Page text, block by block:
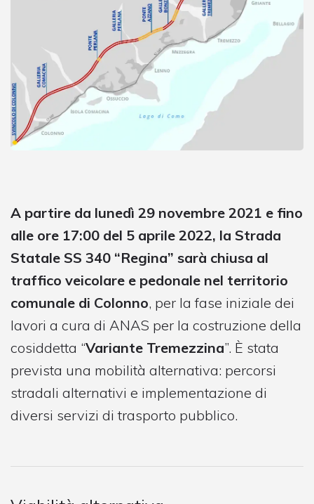
A partire da lunedì 29 novembre 2021 e fino
alle ore 17:00 del 5 aprile 2022, la Strada
Statale SS 340 “Regina” sarà chiusa al
traffico veicolare e pedonale nel territorio
comunale di Colonno, per la fase iniziale dei
lavori a cura di ANAS per la costruzione della
cosiddetta “Variante Tremezzina”. È stata
prevista una mobilità alternativa: percorsi
stradali alternativi e implementazione di
diversi servizi di trasporto pubblico.